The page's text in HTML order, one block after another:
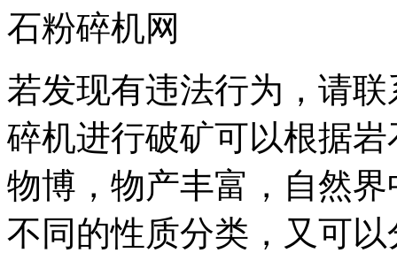
石粉碎机网
若发现有违法行为，请
碎机进行破矿可以根据
物博，物产丰富，自然
不同的性质分类，又可